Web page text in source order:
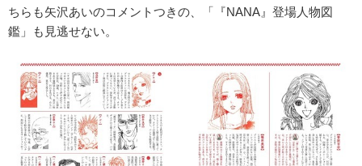
ちらも矢沢あいのコメントつきの、「『NANA』登場人物図
鑑」も見逃せない。